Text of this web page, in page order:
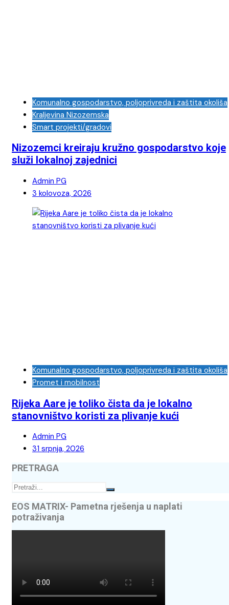
Komunalno gospodarstvo, poljoprivreda i zaštita okoliša
Kraljevina Nizozemska
Smart projekti/gradovi
Nizozemci kreiraju kružno gospodarstvo koje
služi lokalnoj zajednici
Admin PG
3 kolovoza, 2026
Komunalno gospodarstvo, poljoprivreda i zaštita okoliša
Promet i mobilnost
Rijeka Aare je toliko čista da je lokalno
stanovništvo koristi za plivanje kući
Admin PG
31 srpnja, 2026
PRETRAGA
EOS MATRIX- Pametna rješenja u naplati
potraživanja